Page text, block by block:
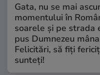
Gata, nu se mai
momentului în
soarele și pe strada
pus Dumnezeu
Felicitări, să fiți
sunteți!